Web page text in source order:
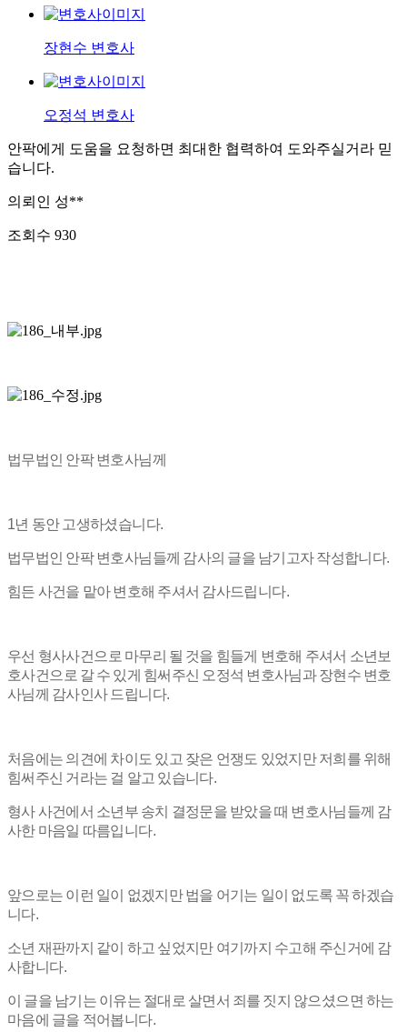
장현수 변호사
오정석 변호사
안팍에게 도움을 요청하면 최대한 협력하여 도와주실거라 믿
습니다.
의뢰인 성**
조회수 930
법무법인 안팍 변호사님께
1년 동안 고생하셨습니다.
법무법인 안팍 변호사님들께 감사의 글을 남기고자 작성합니다.
힘든 사건을 맡아 변호해 주셔서 감사드립니다.
우선 형사사건으로 마무리 될 것을 힘들게 변호해 주셔서 소년보
호사건으로 갈 수 있게 힘써주신 오정석 변호사님과 장현수 변호
사님께 감사인사 드립니다.
처음에는 의견에 차이도 있고 잦은 언쟁도 있었지만 저희를 위해
힘써주신 거라는 걸 알고 있습니다.
형사 사건에서 소년부 송치 결정문을 받았을 때 변호사님들께 감
사한 마음일 따름입니다.
앞으로는 이런 일이 없겠지만 법을 어기는 일이 없도록 꼭 하겠습
니다.
소년 재판까지 같이 하고 싶었지만 여기까지 수고해 주신거에 감
사합니다.
이 글을 남기는 이유는 절대로 살면서 죄를 짓지 않으셨으면 하는
마음에 글을 적어봅니다.